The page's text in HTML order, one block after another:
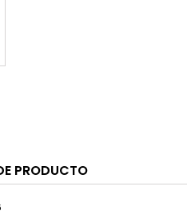
PRODUCTO